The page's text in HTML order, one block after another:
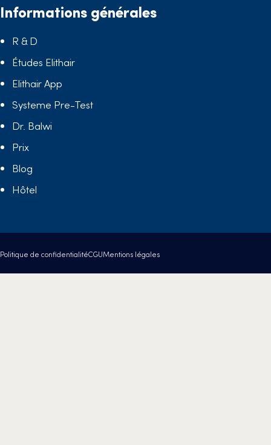
Informations générales
R & D
Études Elithair
Elithair App
Systeme Pre-Test
Dr. Balwi
Prix
Blog
Hôtel
Politique de confidentialitéCGUMentions légales